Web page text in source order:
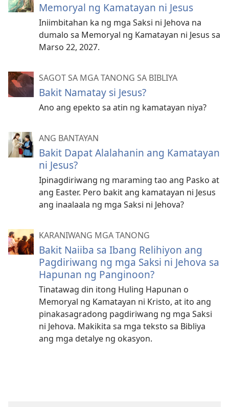
Memoryal ng Kamatayan ni Jesus
Iniimbitahan ka ng mga Saksi ni Jehova na
dumalo sa Memoryal ng Kamatayan ni Jesus sa
Marso 22, 2027.
SAGOT SA MGA TANONG SA BIBLIYA
Bakit Namatay si Jesus?
Ano ang epekto sa atin ng kamatayan niya?
ANG BANTAYAN
Bakit Dapat Alalahanin ang Kamatayan
ni Jesus?
Ipinagdiriwang ng maraming tao ang Pasko at
ang Easter. Pero bakit ang kamatayan ni Jesus
ang inaalaala ng mga Saksi ni Jehova?
KARANIWANG MGA TANONG
Bakit Naiiba sa Ibang Relihiyon ang
Pagdiriwang ng mga Saksi ni Jehova sa
Hapunan ng Panginoon?
Tinatawag din itong Huling Hapunan o
Memoryal ng Kamatayan ni Kristo, at ito ang
pinakasagradong pagdiriwang ng mga Saksi
ni Jehova. Makikita sa mga teksto sa Bibliya
ang mga detalye ng okasyon.